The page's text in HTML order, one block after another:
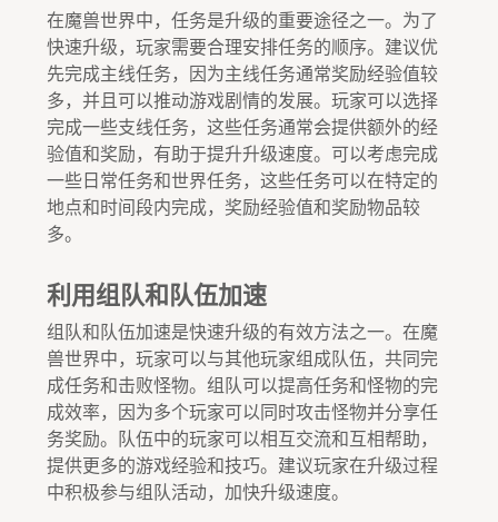
在魔兽世界中，任务是升级的重要途径之一。为了
快速升级，玩家需要合理安排任务的顺序。建议优
先完成主线任务，因为主线任务通常奖励经验值较
多，并且可以推动游戏剧情的发展。玩家可以选择
完成一些支线任务，这些任务通常会提供额外的经
验值和奖励，有助于提升升级速度。可以考虑完成
一些日常任务和世界任务，这些任务可以在特定的
地点和时间段内完成，奖励经验值和奖励物品较
多。
利用组队和队伍加速
组队和队伍加速是快速升级的有效方法之一。在魔
兽世界中，玩家可以与其他玩家组成队伍，共同完
成任务和击败怪物。组队可以提高任务和怪物的完
成效率，因为多个玩家可以同时攻击怪物并分享任
务奖励。队伍中的玩家可以相互交流和互相帮助，
提供更多的游戏经验和技巧。建议玩家在升级过程
中积极参与组队活动，加快升级速度。